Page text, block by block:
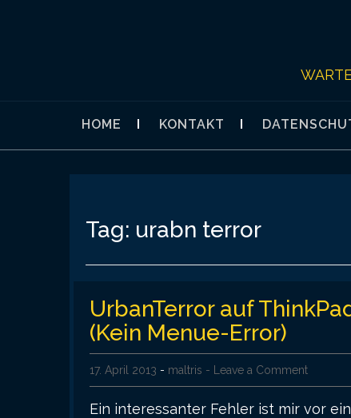
HOME KONTAKT
Tag: urabn terror
UrbanTerror auf
(Kein Menue-Error)
17. April 2013 - maltris - Leave a Comment
Ein interessanter Fehler ist mir vor